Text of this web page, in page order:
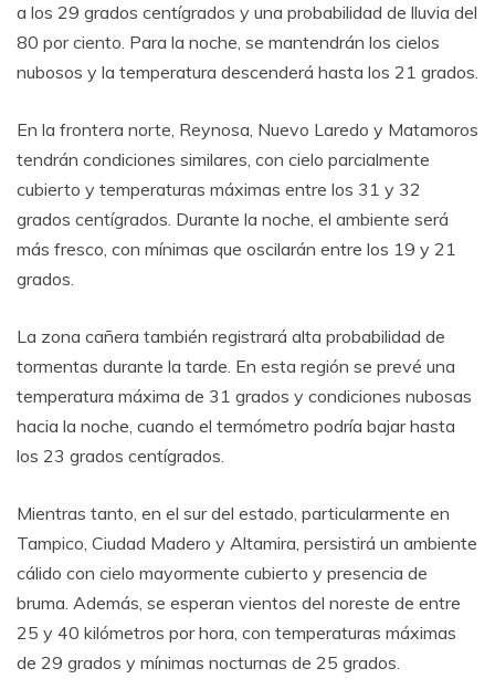
a los 29 grados centígrados y una probabilidad de lluvia del
80 por ciento. Para la noche, se mantendrán los cielos
nubosos y la temperatura descenderá hasta los 21 grados.
En la frontera norte, Reynosa, Nuevo Laredo y Matamoros
tendrán condiciones similares, con cielo parcialmente
cubierto y temperaturas máximas entre los 31 y 32
grados centígrados. Durante la noche, el ambiente será
más fresco, con mínimas que oscilarán entre los 19 y 21
grados.
La zona cañera también registrará alta probabilidad de
tormentas durante la tarde. En esta región se prevé una
temperatura máxima de 31 grados y condiciones nubosas
hacia la noche, cuando el termómetro podría bajar hasta
los 23 grados centígrados.
Mientras tanto, en el sur del estado, particularmente en
Tampico, Ciudad Madero y Altamira, persistirá un ambiente
cálido con cielo mayormente cubierto y presencia de
bruma. Además, se esperan vientos del noreste de entre
25 y 40 kilómetros por hora, con temperaturas máximas
de 29 grados y mínimas nocturnas de 25 grados.